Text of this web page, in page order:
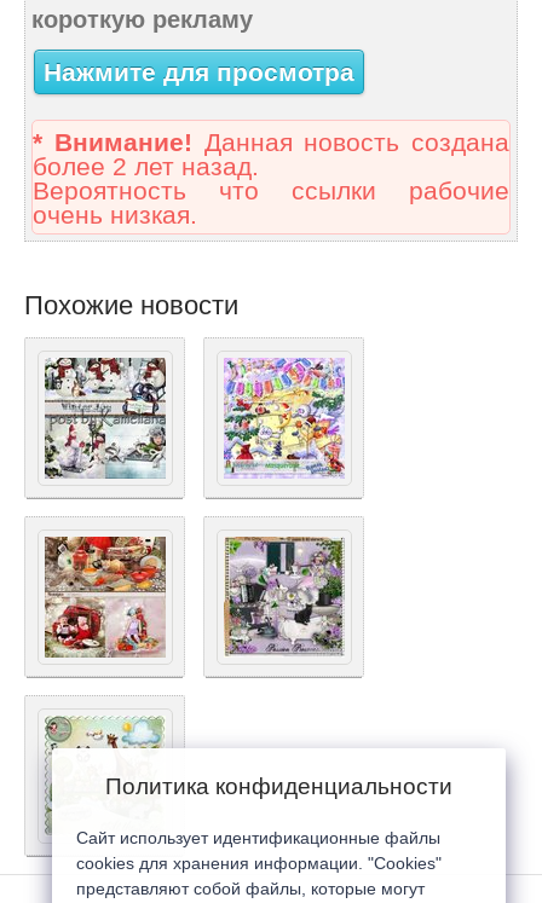
короткую рекламу
Нажмите для просмотра
* Внимание! Данная новость создана
более 2 лет назад.
Вероятность что ссылки рабочие
очень низкая.
Похожие новости
Политика конфиденциальности
Сайт использует идентификационные файлы
cookies для хранения информации. "Cookies"
представляют собой файлы, которые могут